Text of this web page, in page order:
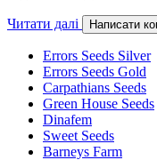
Читати далі Написати
Errors Seeds Silver
Errors Seeds Gold
Carpathians Seeds
Green House Seeds
Dinafem
Sweet Seeds
Barneys Farm